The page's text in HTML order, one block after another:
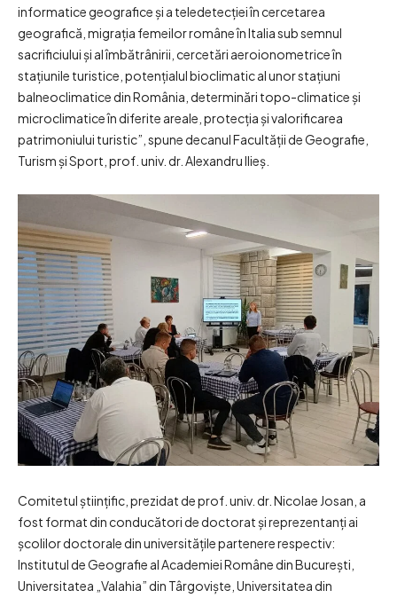
informatice geografice și a teledetecției în cercetarea
geografică, migrația femeilor române în Italia sub semnul
sacrificiului și al îmbătrânirii, cercetări aeroionometrice în
stațiunile turistice, potențialul bioclimatic al unor stațiuni
balneoclimatice din România, determinări topo-climatice și
microclimatice în diferite areale, protecția și valorificarea
patrimoniului turistic”, spune decanul Facultății de Geografie,
Turism și Sport, prof. univ. dr. Alexandru Ilieș.
Comitetul științific, prezidat de prof. univ. dr. Nicolae Josan, a
fost format din conducători de doctorat și reprezentanți ai
școlilor doctorale din universitățile partenere respectiv:
Institutul de Geografie al Academiei Române din București,
Universitatea „Valahia” din Târgoviște, Universitatea din